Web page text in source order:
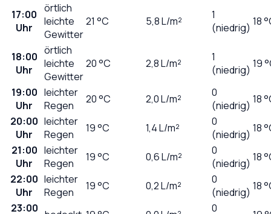
17:00
Uhr
örtlich
leichte
Gewitter
21 °C 5,8L/m²
1
(niedrig) 18
18:00
Uhr
örtlich
leichte
Gewitter
20°C 2,8L/m²
1
(niedrig) 19
19:00
Uhr
leichter
Regen
20°C 2,0L/m²
0
(niedrig) 18
20:00
Uhr
leichter
Regen
19°C 1,4L/m²
0
(niedrig) 18
21:00
Uhr
leichter
Regen
19°C 0,6L/m²
0
(niedrig) 18
22:00
Uhr
leichter
Regen
19°C 0,2L/m²
0
(niedrig) 18
23:00
0